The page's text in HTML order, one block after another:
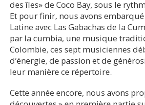
des îles» de Coco Bay, sous le
Et pour finir, nous avons
Latine avec Las Gabachas de la
par la cumbia, une musique
Colombie, ces sept musiciennes
d’énergie, de passion et de
leur manière ce répertoire.
Cette année encore, nous avons